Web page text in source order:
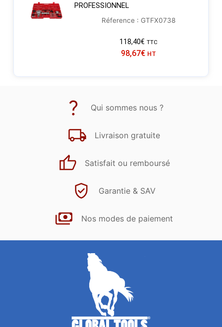
PROFESSIONNEL
Réference : GTFX0738
118,40€ TTC
98,67€ HT
Qui sommes nous ?
Livraison gratuite
Satisfait ou remboursé
Garantie & SAV
Nos modes de paiement